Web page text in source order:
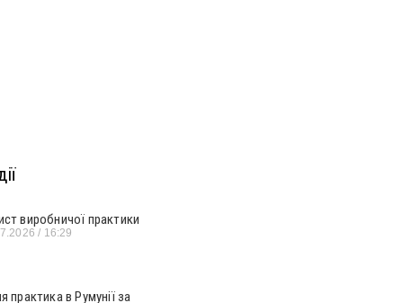
виробничої практики
16:29
практика в Румунії за